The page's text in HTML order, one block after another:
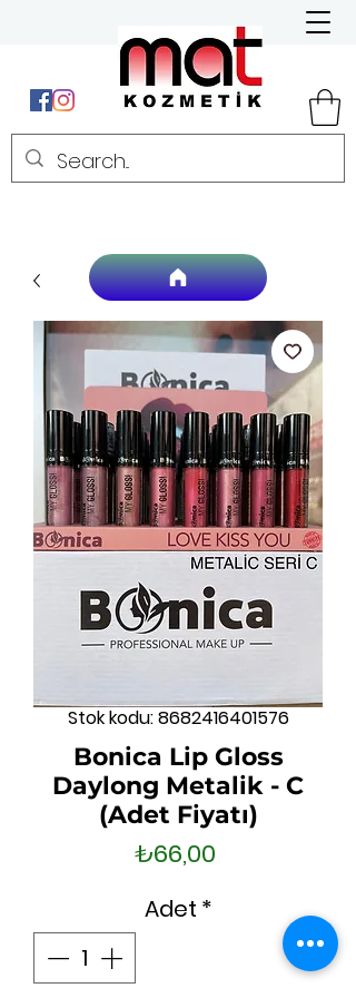
Stok kodu: 8682416401576
Bonica Lip Gloss
Daylong Metalik - C
(Adet Fiyatı)
₺66,00
Adet *